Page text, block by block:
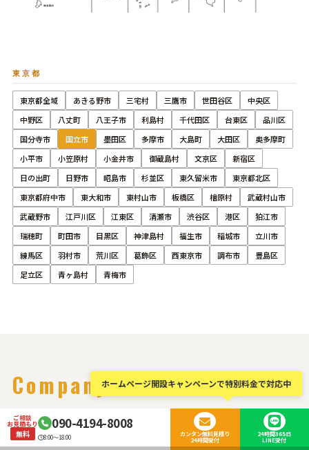
東京都
東京都全域 あきる野市 三宅村 三鷹市 世田谷区
中央区
中野区
八丈町 八王子市 利島村 千代田区 台東区
品川区
国分寺市
国立市 墨田区 多摩市 大島町 大田区
奥多摩町
小平市
小笠原村 小金井市 御蔵島村 文京区
新宿区
日の出町
日野市 昭島市 杉並区 東久留米市
東京都北区
東京都府中市
東大和市 東村山市 板橋区 檜原村
武蔵村山市
武蔵野市
江戸川区 江東区 清瀬市 渋谷区 港区
狛江市
瑞穂町
町田市 目黒区 神津島村 福生市 稲城市
立川市
練馬区
羽村市 荒川区 葛飾区 西東京市 調布市
豊島区
足立区
青ヶ島村 青梅市
Company
会社概要
ホームページ開設キャンペーンで特別料金で対応中
ご相談
お見積もり
無料
090-4194-8008
8:00～18:00
カンタン無料見積り
24時間受付
24時間365日
LINE受付